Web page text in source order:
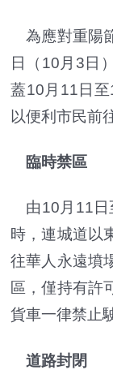
為應對重陽
日（10月3日
蓋10月11日至
以便利市民前
臨時禁區
由10月11日
時，連城道以
往華人永遠墳
區，僅持有許
貨車一律禁止
道路封閉